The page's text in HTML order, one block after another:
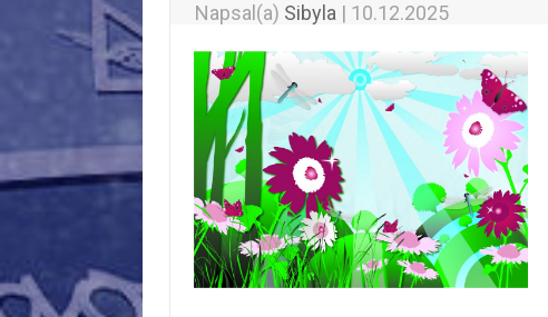
Napsal(a) Sibyla | 10.12.2025